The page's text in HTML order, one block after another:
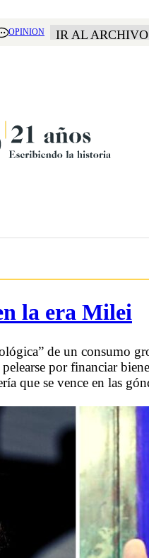
OPINION IR AL ARCHIVO
la era Milei
de un consumo
por financiar
que se vence en las